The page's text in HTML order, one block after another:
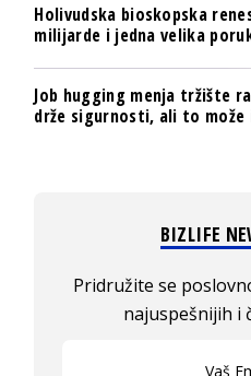
Holivudska bioskopska
milijarde i jedna velika
Job hugging menja tržište
drže sigurnosti, ali to
BIZLIFE
Pridružite se
najuspešnijih i